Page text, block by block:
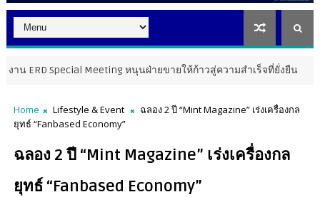
Meeting หนุนฝ่ายขายให้ก้าวสู่ความสำเร็จที่ยั่งยืน MARKETING
Home Lifestyle & Event
ฉลอง 2 ปี “Mint Magazine” เร่งเครื่องกล
ยุทธ์ “Fanbased Economy”
ฉลอง 2 ปี “Mint Magazine” เร่งเครื่องกล
ยุทธ์ “Fanbased Economy”